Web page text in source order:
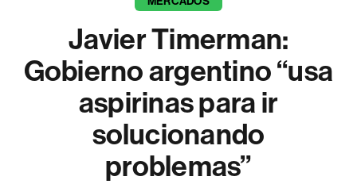
Javier Timerman:
Gobierno argentino “usa
aspirinas para ir
solucionando
problemas”